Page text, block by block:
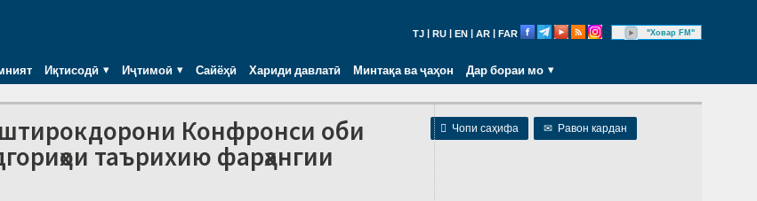
TJ RU EN AR FAR "Ховар FM"
Иқтисодӣ Иҷтимоӣ Сайёҳӣ Хариди давлатӣ Минтақа ва ҷаҳон Дар бораи мо
 Чопи саҳифа ✉ Равон кардан
Конфронси оби
таърихию фарҳангии